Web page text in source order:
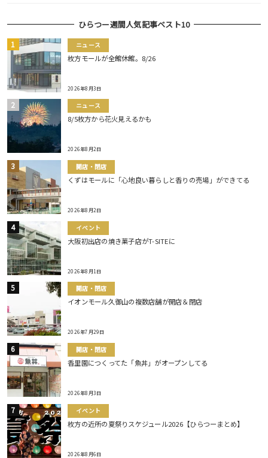
ひらつー週間人気記事ベスト10
ニュース
枚方モールが全館休館。8/26
2026年8月3日
ニュース
8/5枚方から花火見えるかも
2026年8月2日
開店・閉店
くずはモールに「心地良い暮らしと香りの売場」ができてる
2026年8月2日
イベント
大阪初出店の焼き菓子店がT-SITEに
2026年8月1日
開店・閉店
イオンモール久御山の複数店舗が開店＆閉店
2026年7月29日
開店・閉店
香里園につくってた「魚丼」がオープンしてる
2026年8月3日
イベント
枚方の近所の夏祭りスケジュール2026【ひらつーまとめ】
2026年8月6日